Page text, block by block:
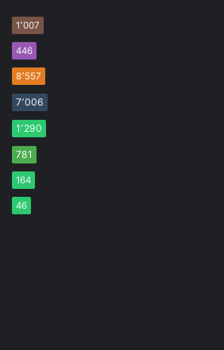
1٬007
446
8٬557
7٬006
1٬290
781
164
46